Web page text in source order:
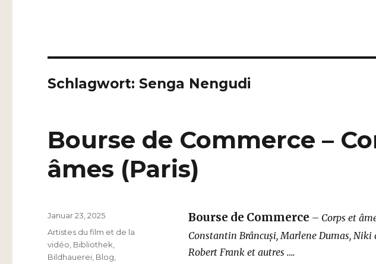
Schlagwort: Senga Nengudi
Bourse de Commerce –
âmes (Paris)
Bourse de Commerce – Corps et
Constantin Brâncuși, Marlene Dumas,
Robert Frank et autres ….
Veröffentlicht
am
Januar 23, 2025
Kategorien
Artistes du film et de la
vidéo Bibliothek
Bildhauerei Blog